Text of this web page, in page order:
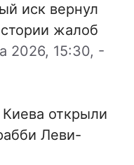
иск вернул
жалоб
2026, 15:30, -
открыли
Леви-